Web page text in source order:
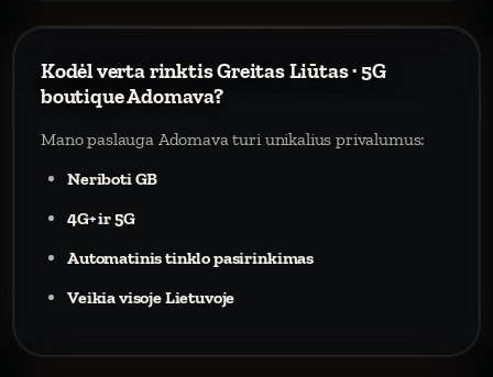
Kodėl verta rinktis Greitas Liūtas · 5G
boutique Adomava?
Mano paslauga Adomava turi unikalius privalumus:
Neriboti GB
4G+ ir 5G
Automatinis tinklo pasirinkimas
Veikia visoje Lietuvoje